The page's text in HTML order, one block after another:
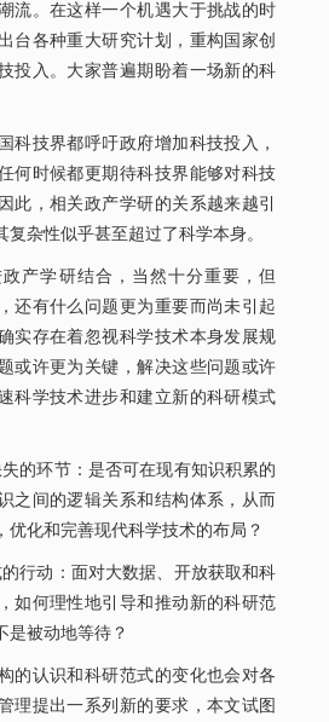
流。在这样一个机遇大于挑战的时
台各种重大研究计划，重构国家创
投入。大家普遍期盼着一场新的科
科技界都呼吁政府增加科技投入，
何时候都更期待科技界能够对科技
此，相关政产学研的关系越来越引
复杂性似乎甚至超过了科学本身。
产学研结合，当然十分重要，但
还有什么问题更为重要而尚未引起
实存在着忽视科学技术本身发展规
或许更为关键，解决这些问题或许
科学技术进步和建立新的科研模式
失的环节：是否可在现有知识积累的
之间的逻辑关系和结构体系，从而
优化和完善现代科学技术的布局？
的行动：面对大数据、开放获取和科
如何理性地引导和推动新的科研范
是被动地等待？
的认识和科研范式的变化也会对各
理提出一系列新的要求，本文试图